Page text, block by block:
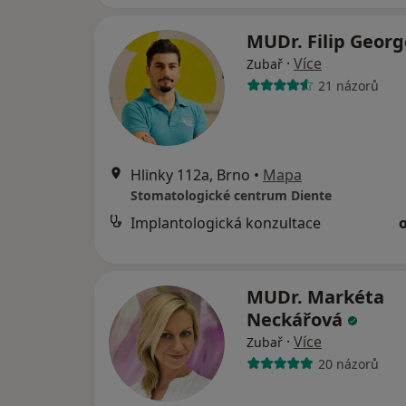
MUDr. Filip
Zubař · Více
21 názorů
Hlinky 112a, Brno • Mapa
Stomatologické centrum Diente
Implantologická konzultace
MUDr. Markéta
Neckářová
Zubař · Více
20 názorů